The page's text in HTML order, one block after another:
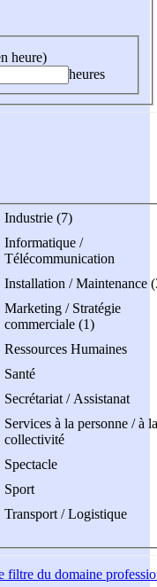
heure)
heures
Industrie (7)
Informatique /
Télécommunication
Installation / Maintenance
Marketing / Stratégie
commerciale (1)
Ressources Humaines
Santé
Secrétariat / Assistanat
Services à la personne / à la
collectivité
Spectacle
Sport
Transport / Logistique
filtre du domaine